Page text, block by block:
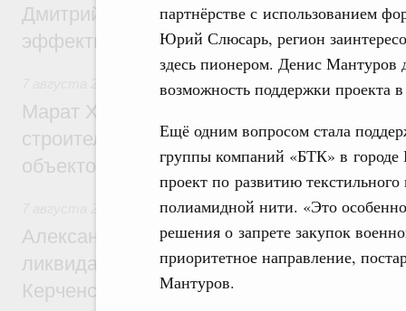
партнёрстве с использованием
Юрий Слюсарь, регион
здесь пионером. Денис Мантуров
возможность поддержки проекта
Ещё одним вопросом стала
группы компаний «БТК» в
проект по развитию
полиамидной нити. «Это
решения о запрете закупок
приоритетное направление,
Мантуров.
Дмитрий Патрушев: Синхронизация
эффективность поддержки сельских
Марат Хуснуллин: «Единый заказчик»
строительство и реконструкцию более
объектов
Чрезвычайные ситуации и ликвидация их
Александр Козлов провёл заседание
ликвидации последствий чрезвычайной
Керченском проливе